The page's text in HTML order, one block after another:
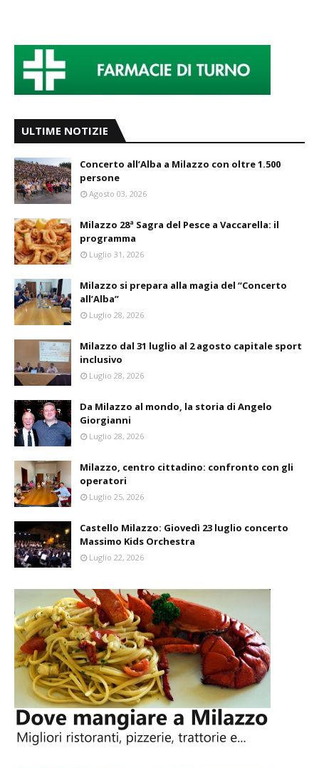
ULTIME NOTIZIE
Concerto all’Alba a Milazzo con oltre 1.500
persone
Agosto 03, 2026
Milazzo 28ª Sagra del Pesce a Vaccarella: il
programma
Luglio 31, 2026
Milazzo si prepara alla magia del “Concerto
all’Alba”
Luglio 28, 2026
Milazzo dal 31 luglio al 2 agosto capitale sport
inclusivo
Luglio 28, 2026
Da Milazzo al mondo, la storia di Angelo
Giorgianni
Luglio 28, 2026
Milazzo, centro cittadino: confronto con gli
operatori
Luglio 25, 2026
Castello Milazzo: Giovedì 23 luglio concerto
Massimo Kids Orchestra
Luglio 22, 2026